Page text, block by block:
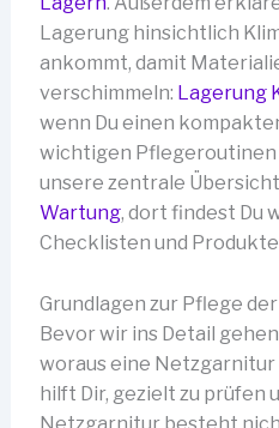
Lagerung hinsichtlich
ankommt, damit
verschimmeln: Lagerung
wenn Du einen
wichtigen Pflegeroutinen
unsere zentrale
Wartung, dort findest Du
Checklisten und
Grundlagen zur Pflege
Bevor wir ins Detail
woraus eine
hilft Dir, gezielt zu prüfen
Netzgarnitur besteht